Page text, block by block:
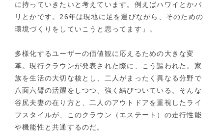
に持っていきたいと考えています。例えばハワイとかバ
リとかです。26年は現地に足を運びながら、そのための
環境づくりをしていこうと思ってます」。
多様化するユーザーの価値観に応えるための大きな変
革。現行クラウンが発表された際に、こう謳われた。家
族を生活の大切な核とし、二人がまったく異なる分野で
八面六臂の活躍をしつつ、強く結びついている。そんな
谷尻夫妻の在り方と、二人のアウトドアを重視したライ
フスタイルが、このクラウン（エステート）の走行性能
や機能性と共通するのだ。